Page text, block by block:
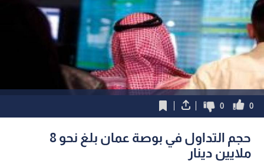
0
0
حجم التداول في بوصة عمان بلغ نحو 8
ملايين دينار